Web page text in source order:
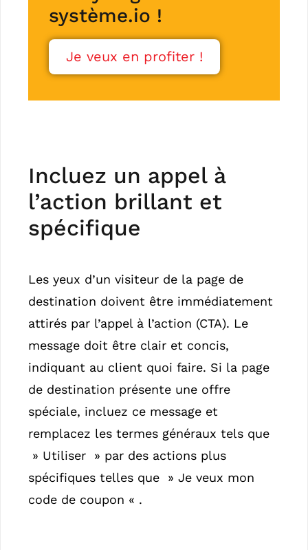
système.io !
Je veux en profiter !
Incluez un appel à
l’action brillant et
spécifique
Les yeux d’un visiteur de la page de
destination doivent être immédiatement
attirés par l’appel à l’action (CTA). Le
message doit être clair et concis,
indiquant au client quoi faire. Si la page
de destination présente une offre
spéciale, incluez ce message et
remplacez les termes généraux tels que
» Utiliser » par des actions plus
spécifiques telles que » Je veux mon
code de coupon « .